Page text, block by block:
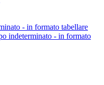
- in formato tabellare
indeterminato - in formato